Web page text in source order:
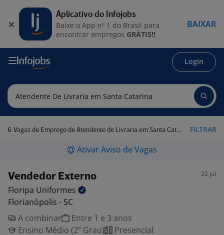
Login
6 Vagas de Emprego de Atendente de Livraria em Santa Catarina FILTRAR
Ativar Aviso de Vagas
Vendedor Externo 22 jul
Floripa Uniformes
Florianópolis - SC
A combinar
Entre 1 e 3 anos
Ensino Médio (2º Grau)
Presencial
Aplicativo do Infojobs
Baixe o App nº 1 do Brasil para
encontrar empregos GRÁTIS!!
BAIXAR